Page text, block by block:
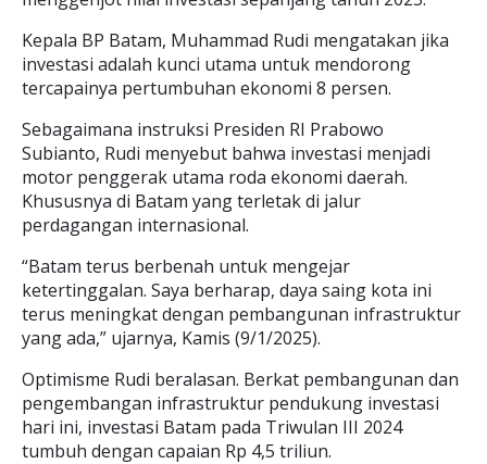
Kepala BP Batam, Muhammad Rudi mengatakan jika
investasi adalah kunci utama untuk mendorong
tercapainya pertumbuhan ekonomi 8 persen.
Sebagaimana instruksi Presiden RI Prabowo
Subianto, Rudi menyebut bahwa investasi menjadi
motor penggerak utama roda ekonomi daerah.
Khususnya di Batam yang terletak di jalur
perdagangan internasional.
“Batam terus berbenah untuk mengejar
ketertinggalan. Saya berharap, daya saing kota ini
terus meningkat dengan pembangunan infrastruktur
yang ada,” ujarnya, Kamis (9/1/2025).
Optimisme Rudi beralasan. Berkat pembangunan dan
pengembangan infrastruktur pendukung investasi
hari ini, investasi Batam pada Triwulan III 2024
tumbuh dengan capaian Rp 4,5 triliun.